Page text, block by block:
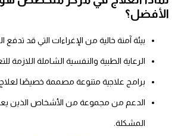
الأفضل؟
بيئة آمنة خالية من الإغراءات التي قد تدفع
الرعاية الطبية والنفسية الشاملة اللازمة
برامج علاجية متنوعة مصممة خصيصًا
الدعم من مجموعة من الأشخاص الذين
المشكلة.